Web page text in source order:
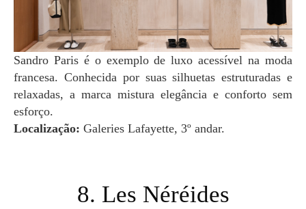
Sandro Paris é o exemplo de luxo acessível na moda
francesa. Conhecida por suas silhuetas estruturadas e
relaxadas, a marca mistura elegância e conforto sem
esforço.
Localização: Galeries Lafayette, 3º andar.
8. Les Néréides